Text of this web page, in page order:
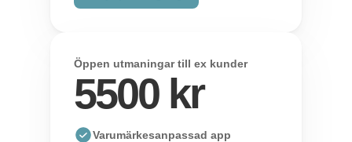
Öppen utmaningar till ex kunder
5500 kr
Varumärkesanpassad app